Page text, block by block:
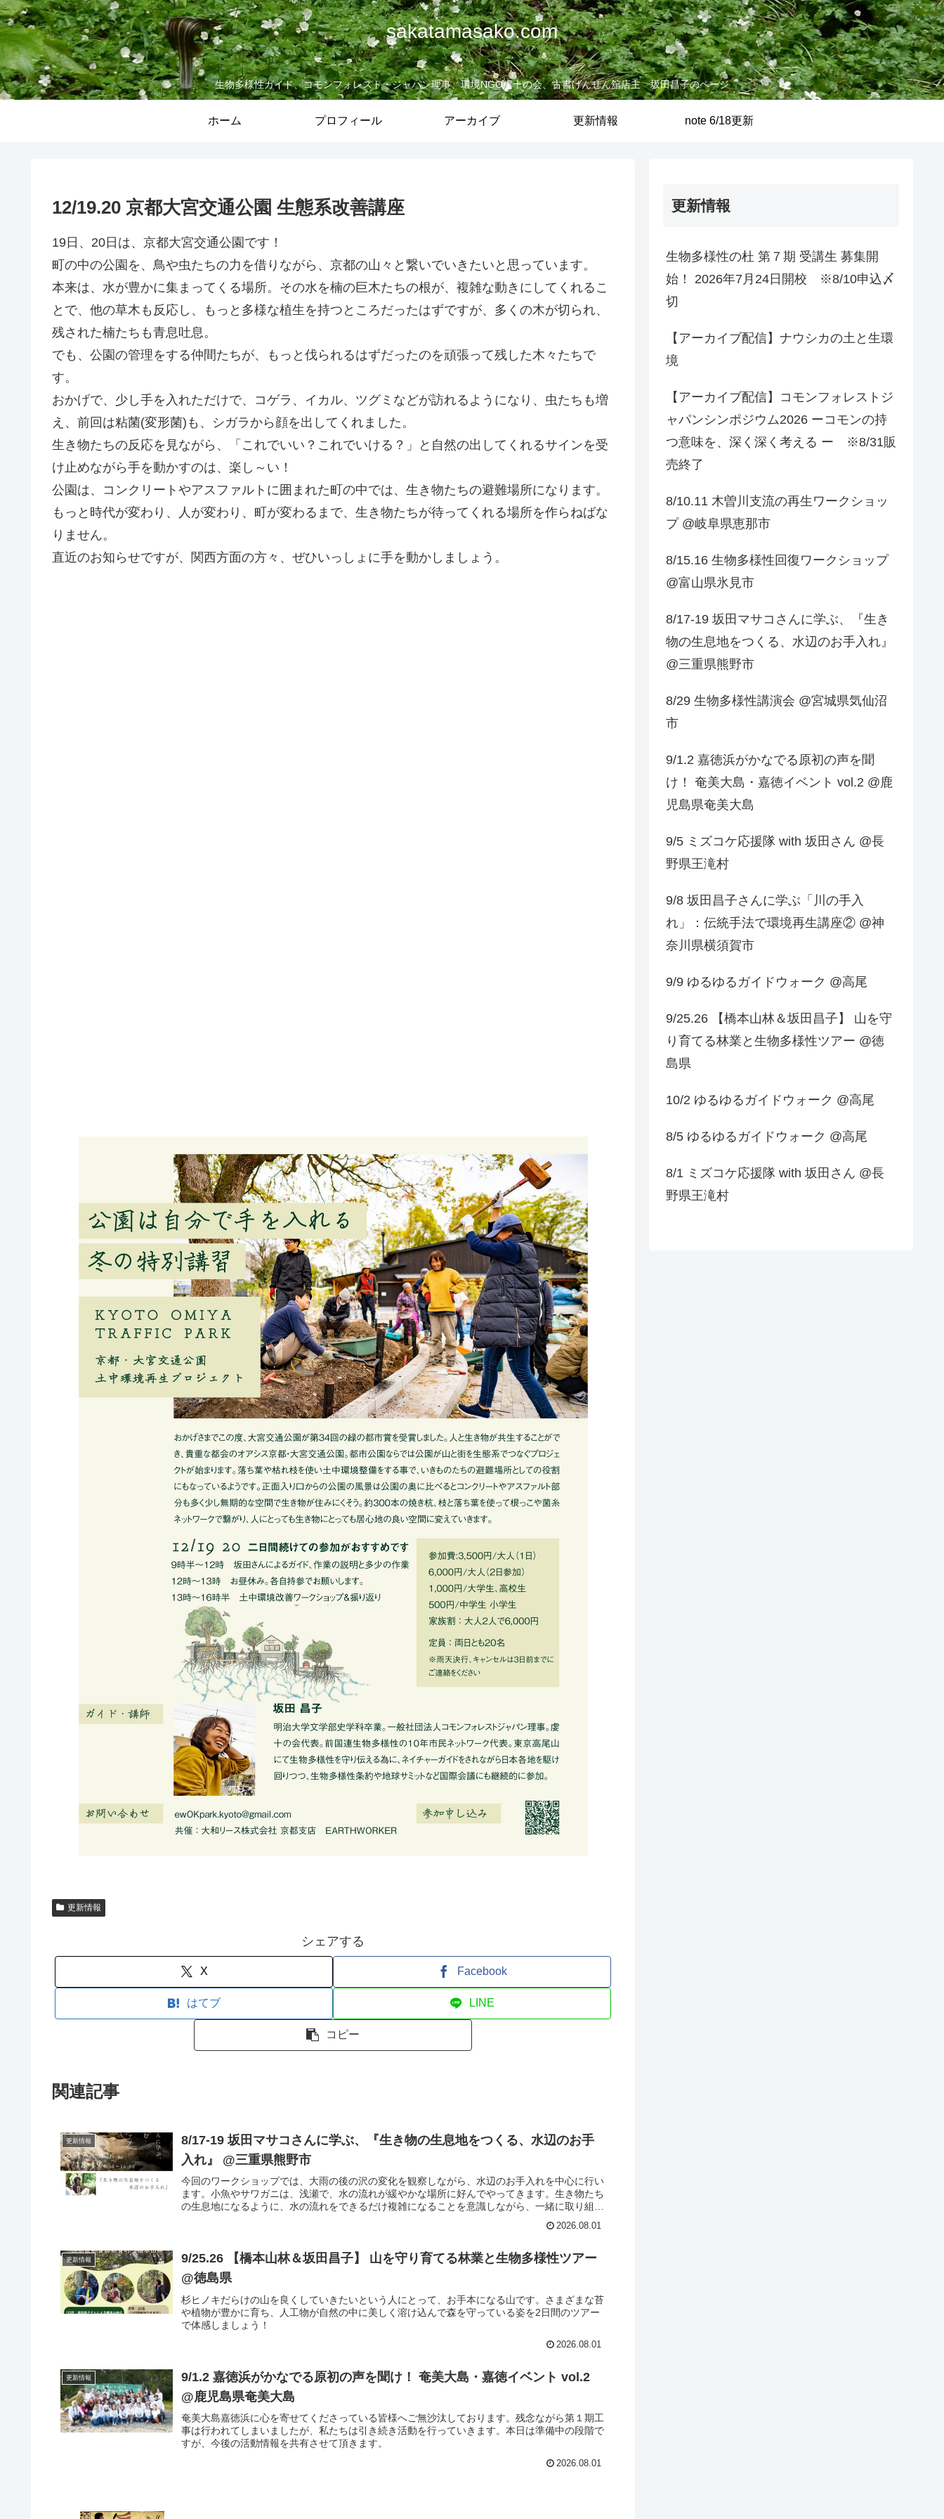
sakatamasako.com
生物多様性ガイド、コモンフォレスト・ジャパン理事、環境NGO虔十の会、古書げんせん舘店主 坂田昌子のページ
ホーム プロフィール アーカイブ 更新情報 note 6/18更新
12/19.20 京都大宮交通公園 生態系改善講座
19日、20日は、京都大宮交通公園です！
町の中の公園を、鳥や虫たちの力を借りながら、京都の山々と繋いでいきたいと思っています。
本来は、水が豊かに集まってくる場所。その水を楠の巨木たちの根が、複雑な動きにしてくれるこ
とで、他の草木も反応し、もっと多様な植生を持つところだったはずですが、多くの木が切られ、
残された楠たちも青息吐息。
でも、公園の管理をする仲間たちが、もっと伐られるはずだったのを頑張って残した木々たちで
す。
おかげで、少し手を入れただけで、コゲラ、イカル、ツグミなどが訪れるようになり、虫たちも増
え、前回は粘菌(変形菌)も、シガラから顔を出してくれました。
生き物たちの反応を見ながら、「これでいい？これでいける？」と自然の出してくれるサインを受
け止めながら手を動かすのは、楽し～い！
公園は、コンクリートやアスファルトに囲まれた町の中では、生き物たちの避難場所になります。
もっと時代が変わり、人が変わり、町が変わるまで、生き物たちが待ってくれる場所を作らねばな
りません。
直近のお知らせですが、関西方面の方々、ぜひいっしょに手を動かしましょう。
更新情報
シェアする
X Facebook
はてブ LINE
コピー
関連記事
更新情報
8/17-19 坂田マサコさんに学ぶ、『生き物の生息地をつくる、水辺のお手
入れ』 @三重県熊野市
今回のワークショップでは、大雨の後の沢の変化を観察しながら、水辺のお手入れを中心に行い
ます。小魚やサワガニは、浅瀬で、水の流れが緩やかな場所に好んでやってきます。生き物たち
の生息地になるように、水の流れをできるだけ複雑になることを意識しながら、一緒に取り組ん
2026.08.01
更新情報
9/25.26 【橋本山林＆坂田昌子】 山を守り育てる林業と生物多様性ツアー
@徳島県
杉ヒノキだらけの山を良くしていきたいという人にとって、お手本になる山です。さまざまな苔
や植物が豊かに育ち、人工物が自然の中に美しく溶け込んで森を守っている姿を2日間のツアー
で体感しましょう！
2026.08.01
更新情報
9/1.2 嘉徳浜がかなでる原初の声を聞け！ 奄美大島・嘉徳イベント vol.2
@鹿児島県奄美大島
奄美大島嘉徳浜に心を寄せてくださっている皆様へご無沙汰しております。残念ながら第１期工
事は行われてしまいましたが、私たちは引き続き活動を行っていきます。本日は準備中の段階で
すが、今後の活動情報を共有させて頂きます。
2026.08.01
更新情報
生物多様性の杜 第７期 受講生 募集開
始！ 2026年7月24日開校 ※8/10申込〆
切
【アーカイブ配信】ナウシカの土と生環
境
【アーカイブ配信】コモンフォレストジ
ャパンシンポジウム2026 ーコモンの持
つ意味を、深く深く考える ー ※8/31販
売終了
8/10.11 木曽川支流の再生ワークショッ
プ @岐阜県恵那市
8/15.16 生物多様性回復ワークショップ
@富山県氷見市
8/17-19 坂田マサコさんに学ぶ、『生き
物の生息地をつくる、水辺のお手入れ』
@三重県熊野市
8/29 生物多様性講演会 @宮城県気仙沼
市
9/1.2 嘉徳浜がかなでる原初の声を聞
け！ 奄美大島・嘉徳イベント vol.2 @鹿
児島県奄美大島
9/5 ミズコケ応援隊 with 坂田さん @長
野県王滝村
9/8 坂田昌子さんに学ぶ「川の手入
れ」：伝統手法で環境再生講座② @神
奈川県横須賀市
9/9 ゆるゆるガイドウォーク @高尾
9/25.26 【橋本山林＆坂田昌子】 山を守
り育てる林業と生物多様性ツアー @徳
島県
10/2 ゆるゆるガイドウォーク @高尾
8/5 ゆるゆるガイドウォーク @高尾
8/1 ミズコケ応援隊 with 坂田さん @長
野県王滝村